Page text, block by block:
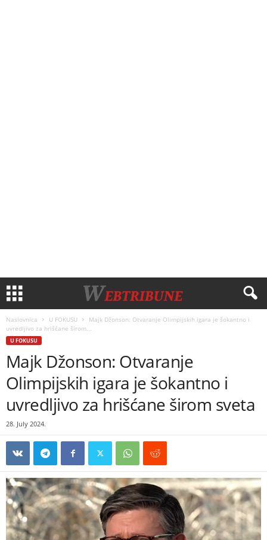
Naslovnica U FOKUSU
Majk Džonson: Otvaranje Olimpijskih igara je šokantno i
uvredljivo za hrišćane širom...
U FOKUSU
Majk Džonson: Otvaranje
Olimpijskih igara je šokantno i
uvredljivo za hrišćane širom sveta
28. July 2024.